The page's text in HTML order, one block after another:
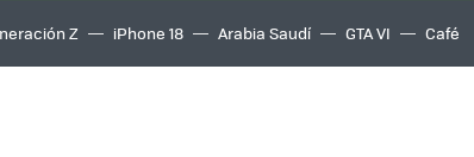
Z iPhone 18 Arabia Saudí GTA VI Café